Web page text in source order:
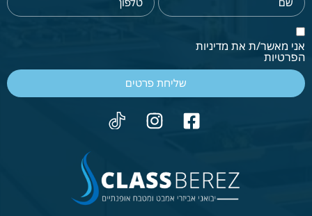
אני מאשר/ת את מדיניות
הפרטיות
שליחת פרטים